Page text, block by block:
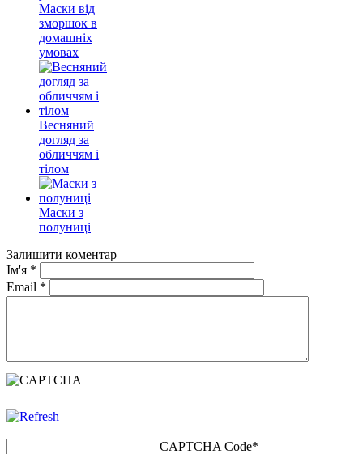
Маски від
зморшок в
домашніх
умовах
Весняний
догляд за
обличчям і
тілом
Маски з
полуниці
Залишити коментар
Ім'я *
Email *
CAPTCHA Code*